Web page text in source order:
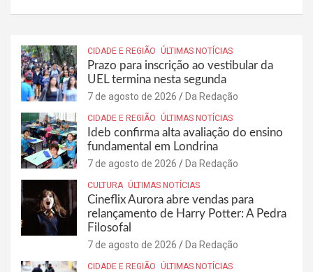
CIDADE E REGIÃO ÚLTIMAS NOTÍCIAS
Prazo para inscrição ao vestibular da
UEL termina nesta segunda
7 de agosto de 2026 Da Redação
CIDADE E REGIÃO ÚLTIMAS NOTÍCIAS
Ideb confirma alta avaliação do ensino
fundamental em Londrina
7 de agosto de 2026 Da Redação
CULTURA ÚLTIMAS NOTÍCIAS
Cineflix Aurora abre vendas para
relançamento de Harry Potter: A Pedra
Filosofal
7 de agosto de 2026 Da Redação
CIDADE E REGIÃO ÚLTIMAS NOTÍCIAS